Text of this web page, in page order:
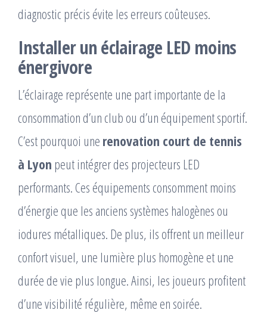
diagnostic précis évite les erreurs coûteuses.
Installer un éclairage LED moins
énergivore
L’éclairage représente une part importante de la
consommation d’un club ou d’un équipement sportif.
C’est pourquoi une renovation court de tennis
à Lyon peut intégrer des projecteurs LED
performants. Ces équipements consomment moins
d’énergie que les anciens systèmes halogènes ou
iodures métalliques. De plus, ils offrent un meilleur
confort visuel, une lumière plus homogène et une
durée de vie plus longue. Ainsi, les joueurs profitent
d’une visibilité régulière, même en soirée.